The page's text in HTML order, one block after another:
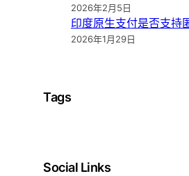
2026年2月5日
印度原生支付是否支持
2026年1月29日
Tags
Social Links